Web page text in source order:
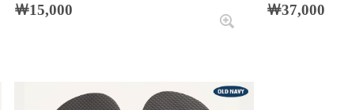
￦15,000 ￦37,000